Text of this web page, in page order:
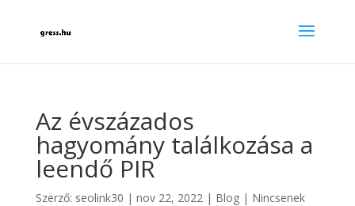
Az évszázados
hagyomány találkozása a
leendő PIR
Szerző: seolink30 | nov 22, 2022| Blog| Nincsenek